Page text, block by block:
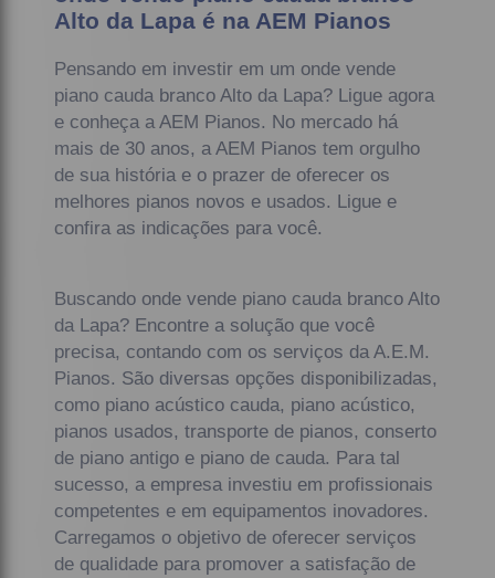
Alto da Lapa é na AEM Pianos
Pensando em investir em um onde vende
piano cauda branco Alto da Lapa? Ligue agora
e conheça a AEM Pianos. No mercado há
mais de 30 anos, a AEM Pianos tem orgulho
de sua história e o prazer de oferecer os
melhores pianos novos e usados. Ligue e
confira as indicações para você.
Buscando onde vende piano cauda branco Alto
da Lapa? Encontre a solução que você
precisa, contando com os serviços da A.E.M.
Pianos. São diversas opções disponibilizadas,
como piano acústico cauda, piano acústico,
pianos usados, transporte de pianos, conserto
de piano antigo e piano de cauda. Para tal
sucesso, a empresa investiu em profissionais
competentes e em equipamentos inovadores.
Carregamos o objetivo de oferecer serviços
de qualidade para promover a satisfação de